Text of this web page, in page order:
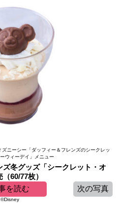
ニーシー「ダッフィー＆フレンズのシークレッ
ウィーデイ」メニュー
ズ冬グッズ「シークレット・オ
60/77枚）
を読む 次の写真
©Disney